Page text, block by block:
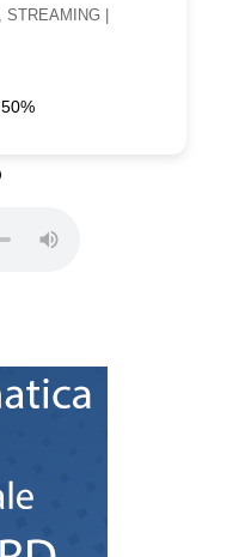
|
50%